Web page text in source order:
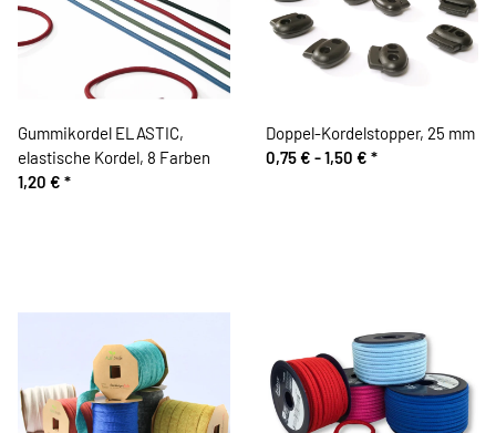
Gummikordel ELASTIC,
elastische Kordel, 8 Farben
1,20 € *
Doppel-Kordelstopper, 25 mm
0,75 € -1,50 € *